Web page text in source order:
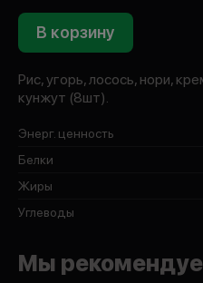
В корзину
Рис, угорь, лосось, нори,
кунжут (8шт).
Энерг. ценность
Белки
Жиры
Углеводы
Мы